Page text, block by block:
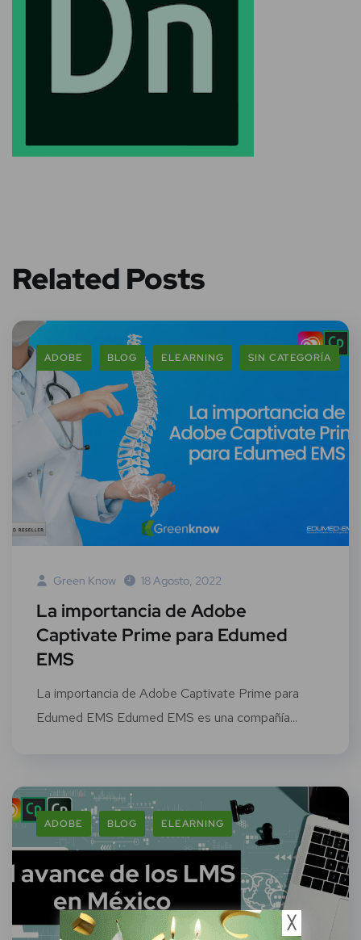
Related Posts
ADOBE BLOG ELEARNING SIN CATEGORÍA
Green Know 18 Agosto, 2022
La importancia de Adobe
Captivate Prime para Edumed
EMS
La importancia de Adobe Captivate Prime para
Edumed EMS Edumed EMS es una compañía...
ADOBE BLOG ELEARNING
╳